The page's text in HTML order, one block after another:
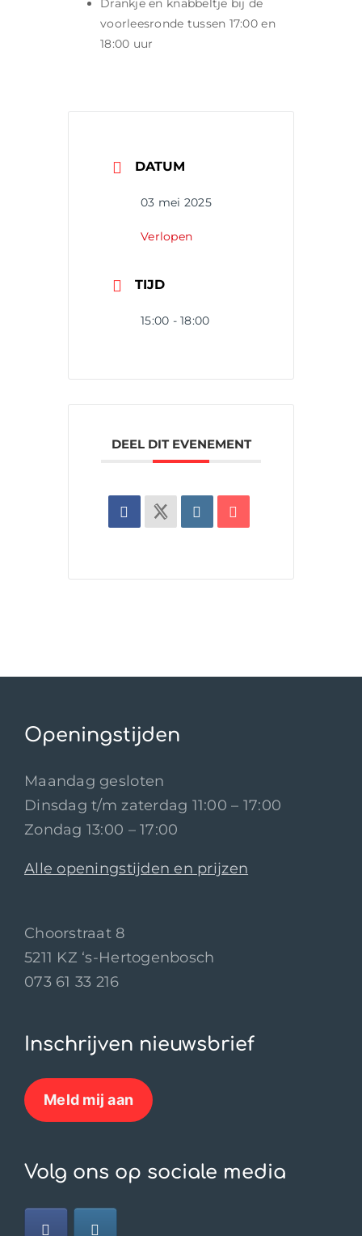
Drankje en knabbeltje bij de
voorleesronde tussen 17:00 en
18:00 uur
DATUM
03 mei 2025
Verlopen
TIJD
15:00 - 18:00
DEEL DIT EVENEMENT
Openingstijden
Maandag gesloten
Dinsdag t/m zaterdag 11:00 – 17:00
Zondag 13:00 – 17:00
Alle openingstijden en prijzen
Choorstraat 8
5211 KZ ‘s-Hertogenbosch
073 61 33 216
Inschrijven nieuwsbrief
Meld mij aan
Volg ons op sociale media